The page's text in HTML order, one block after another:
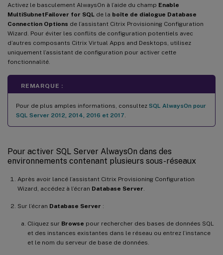
Activez le basculement AlwaysOn à l’aide du champ Enable
MultiSubnetFailover for SQL de la boîte de dialogue Database
Connection Options de l’assistant Citrix Provisioning Configuration
Wizard. Pour éviter les conflits de configuration potentiels avec
d’autres composants Citrix Virtual Apps and Desktops, utilisez
uniquement l’assistant de configuration pour activer cette
fonctionnalité.
REMARQUE :
Pour de plus amples informations, consultez SQL AlwaysOn pour
SQL Server 2012, 2014, 2016 et 2017
Pour activer SQL Server AlwaysOn dans des
environnements contenant plusieurs sous-réseaux
Après avoir lancé l’assistant Citrix Provisioning Configuration
Wizard, accédez à l’écran Database Server
Sur l’écran Database Server :
Cliquez sur Browse pour rechercher des bases de données SQL
et des instances existantes dans le réseau ou entrez l’instance
et le nom du serveur de base de données.